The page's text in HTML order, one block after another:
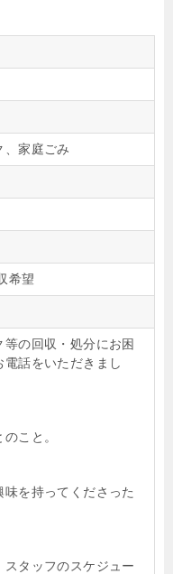
、家庭ごみ
希望
の回収・処分にお困
電話をいただきまし
こと。
を持ってくださった
タッフのスケジュー